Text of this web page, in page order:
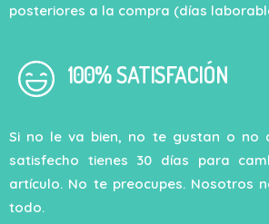
posteriores a la compra (días
100% SATISFACIÓN
Si no le va bien, no te gustan o no
satisfecho tienes 30 días para
artículo. No te preocupes. Nosotros
todo.